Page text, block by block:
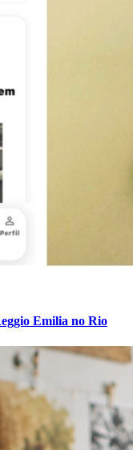
Emilia no Rio